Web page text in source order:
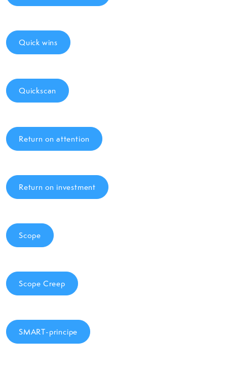
Quick wins
Quickscan
Return on attention
Return on investment
Scope
Scope Creep
SMART-principe